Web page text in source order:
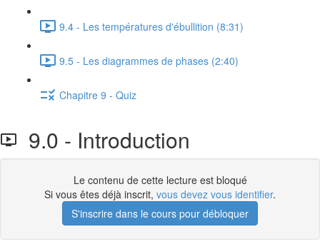
9.4 - Les températures d'ébullition (8:31)
9.5 - Les diagrammes de phases (2:40)
Chapitre 9 - Quiz
9.0 - Introduction
Le contenu de cette lecture est bloqué
Si vous êtes déjà inscrit, vous devez vous identifier.
S'inscrire dans le cours pour débloquer